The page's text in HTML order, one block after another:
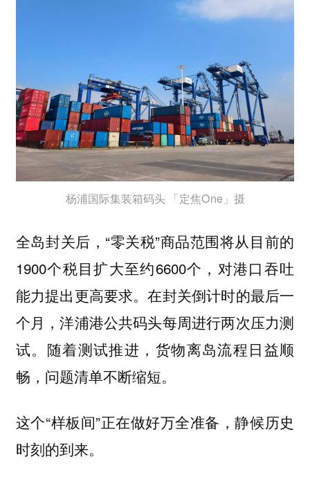
杨浦国际集装箱码头 「定焦One」摄
全岛封关后，“零关税”商品范围将从目前的
1900个税目扩大至约6600个，对港口吞吐
能力提出更高要求。在封关倒计时的最后一
个月，洋浦港公共码头每周进行两次压力测
试。随着测试推进，货物离岛流程日益顺
畅，问题清单不断缩短。
这个“样板间”正在做好万全准备，静候历史
时刻的到来。